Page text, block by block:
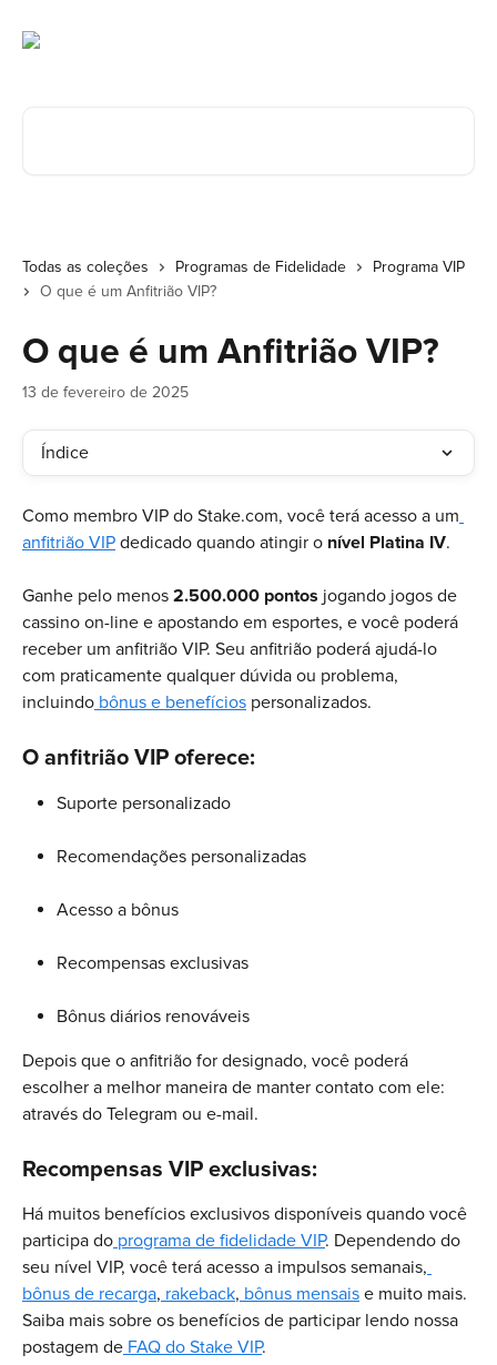
Todas as coleções Programas de Fidelidade
Programa VIP
O que é um Anfitrião VIP?
O que é um Anfitrião VIP?
13 de fevereiro de 2025
Índice
Como membro VIP do Stake.com, você terá acesso a um
anfitrião VIP dedicado quando atingir o nível Platina IV.
Ganhe pelo menos 2.500.000 pontos jogando jogos de
cassino on-line e apostando em esportes, e você poderá
receber um anfitrião VIP. Seu anfitrião poderá ajudá-lo
com praticamente qualquer dúvida ou problema,
incluindo bônus e benefícios personalizados.
O anfitrião VIP oferece:
Suporte personalizado
Recomendações personalizadas
Acesso a bônus
Recompensas exclusivas
Bônus diários renováveis
Depois que o anfitrião for designado, você poderá
escolher a melhor maneira de manter contato com ele:
através do Telegram ou e-mail.
Recompensas VIP exclusivas:
Há muitos benefícios exclusivos disponíveis quando você
participa do programa de fidelidade VIP. Dependendo do
seu nível VIP, você terá acesso a impulsos semanais,
bônus de recarga, rakeback, bônus mensais e muito mais.
Saiba mais sobre os benefícios de participar lendo nossa
postagem de FAQ do Stake VIP.